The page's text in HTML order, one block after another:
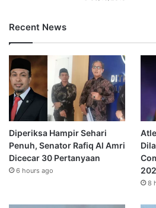
Recent News
Diperiksa Hampir Sehari
Penuh, Senator Rafiq Al Amri
Dicecar 30 Pertanyaan
6 hours ago
8